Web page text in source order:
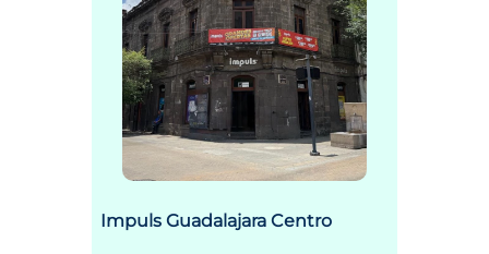
Impuls Guadalajara Centro